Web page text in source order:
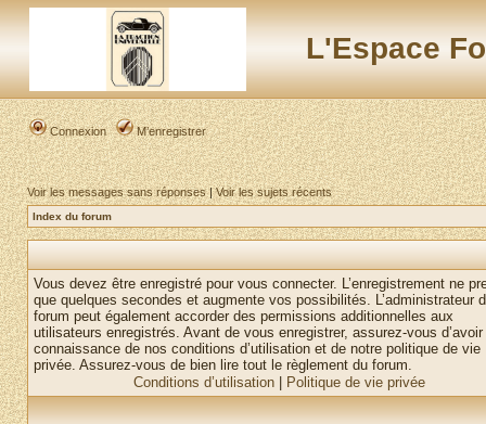
L'Espace
Connexion M’enregistrer
Voir les messages sans réponses|Voir les sujets récents
Index du forum
Vous devez être enregistré pour vous connecter. L’enregistrement ne
que quelques secondes et augmente vos possibilités. L’administrateur
forum peut également accorder des permissions additionnelles aux
utilisateurs enregistrés. Avant de vous enregistrer, assurez-vous
connaissance de nos conditions d’utilisation et de notre politique de vie
privée. Assurez-vous de bien lire tout le règlement du forum.
Conditions d’utilisation
Politique de vie privée